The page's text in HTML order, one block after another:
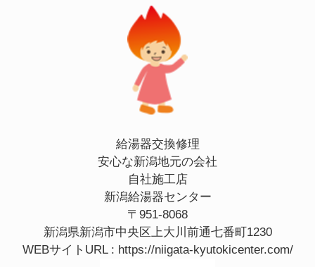
給湯器交換修理
安心な新潟地元の会社
自社施工店
新潟給湯器センター
〒951-8068
新潟県新潟市中央区上大川前通七番町1230
WEBサイトURL : https://niigata-kyutokicenter.com/